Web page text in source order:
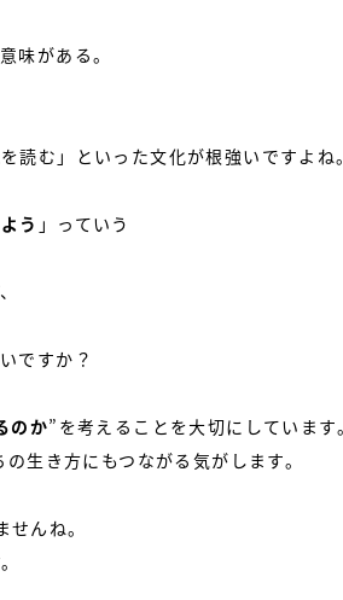
味がある。
読む」といった文化が根強いですよね。
う 」っていう
ですか？
のか”を考えることを大切にしています。
生き方にもつながる気がします。
んね。